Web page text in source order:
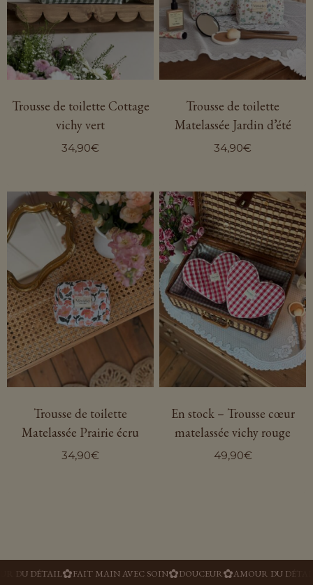
Trousse de toilette Cottage
vichy vert
34,90€
produit
a
plusieurs
variations.
Les
options
peuvent
être
choisies
sur
page
du
produit
Trousse de toilette
Matelassée Jardin d’été
34,90€
produit
a
plusieurs
variations.
Les
options
peuvent
être
choisies
sur
page
du
produit
Trousse de toilette
Matelassée Prairie écru
34,90€
variations.
En stock – Trousse cœur
matelassée vichy rouge
49,90€
DÉTAIL✿FAIT MAIN AVEC SOIN✿DOUCEUR✿AMOUR DU DÉTAIL